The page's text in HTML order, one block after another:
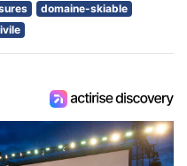
domaine-skiable